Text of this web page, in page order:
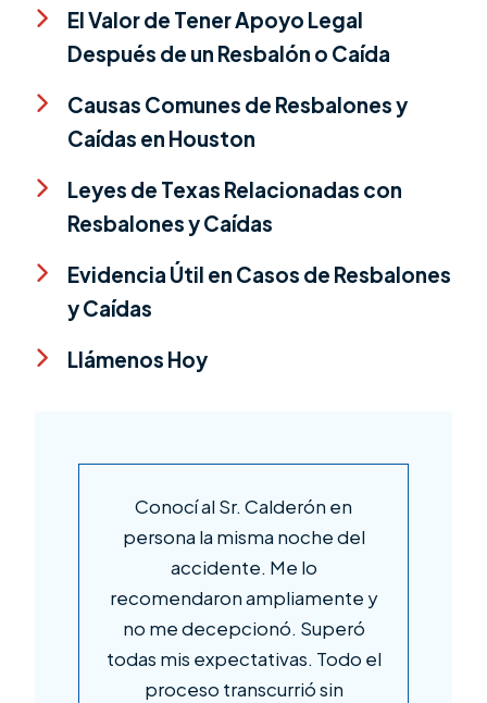
El Valor de Tener Apoyo Legal
Después de un Resbalón o Caída
Causas Comunes de Resbalones y
Caídas en Houston
Leyes de Texas Relacionadas con
Resbalones y Caídas
Evidencia Útil en Casos de Resbalones
y Caídas
Llámenos Hoy
Conocí al Sr. Calderón en
persona la misma noche del
accidente. Me lo
recomendaron ampliamente y
no me decepcionó. Superó
todas mis expectativas. Todo el
proceso transcurrió sin